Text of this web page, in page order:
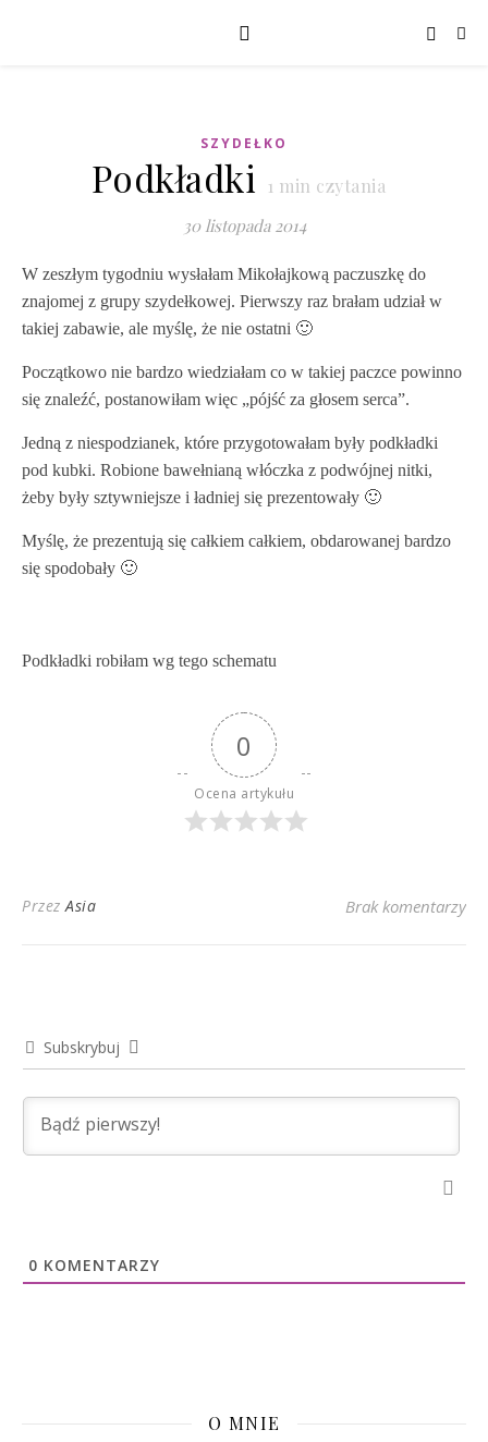
SZYDEŁKO
Podkładki 1 min czytania
30 listopada 2014
W zeszłym tygodniu wysłałam Mikołajkową paczuszkę do
znajomej z grupy szydełkowej. Pierwszy raz brałam udział w
takiej zabawie, ale myślę, że nie ostatni 🙂
Początkowo nie bardzo wiedziałam co w takiej paczce powinno
się znaleźć, postanowiłam więc „pójść za głosem serca”.
Jedną z niespodzianek, które przygotowałam były podkładki
pod kubki. Robione bawełnianą włóczka z podwójnej nitki,
żeby były sztywniejsze i ładniej się prezentowały 🙂
Myślę, że prezentują się całkiem całkiem, obdarowanej bardzo
się spodobały 🙂
Podkładki robiłam wg tego schematu
0
Ocena artykułu
PrzezAsia Brak komentarzy
Subskrybuj
0 KOMENTARZY
O MNIE